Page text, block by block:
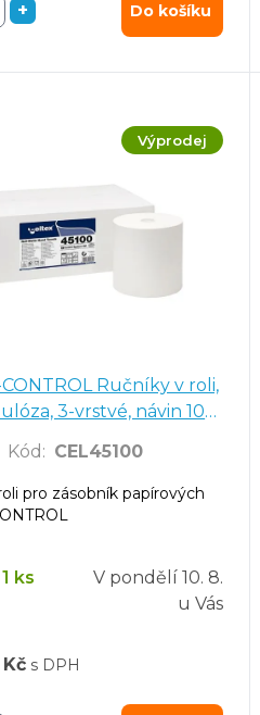
- 3 l
bílé, délka 60 m (12rolí/bal)
kleště
+ Do košíku
Výprodej
Ručníky v roli,
3-vrstvé, návin 100
Kód : CEL45100
pro zásobník papírových
ks V pondělí 10. 8.
u Vás
s DPH